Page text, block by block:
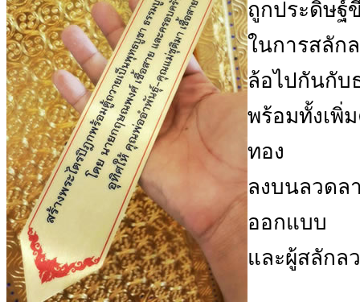
ถูกประดิษฐ์
ในการสลัก
ล้อไปกันกับ
พร้อมทั้งเพิ่
ทอง
ลงบนลวดล
ออกแบบ
และผู้สลักล